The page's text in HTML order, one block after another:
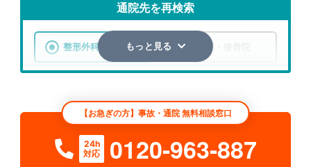
通院先を再検索
整形外科 整骨院・接骨院
検索する
詳細条件で絞り込む
もっと見る
【お急ぎの方】事故・通院 無料相談窓口
24h
対応
0120-963-887